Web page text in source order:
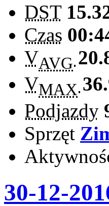
DST
Czas
VAVG
VMAX
Podjazdy
Sprzęt
30-12-